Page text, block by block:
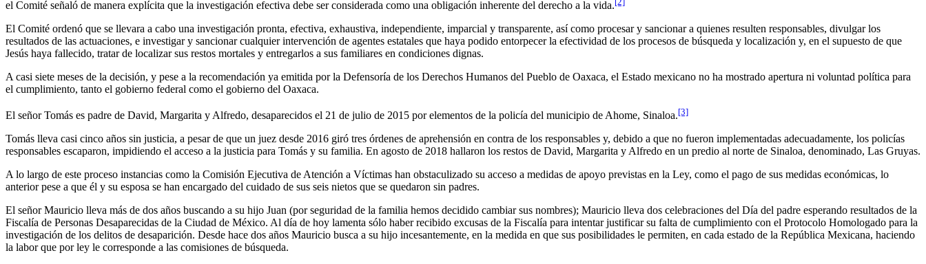
el Comité señaló de manera explícita que la investigación efectiva debe ser considerada como una obligación inherente del derecho a la vida.
El Comité ordenó que se llevara a cabo una investigación pronta, efectiva, exhaustiva, independiente, imparcial y transparente, así como procesar y sancionar a quienes resulten responsables, divulgar los
resultados de las actuaciones, e investigar y sancionar cualquier intervención de agentes estatales que haya podido entorpecer la efectividad de los procesos de búsqueda y localización y, en el supuesto de que
Jesús haya fallecido, tratar de localizar sus restos mortales y entregarlos a sus familiares en condiciones dignas.
A casi siete meses de la decisión, y pese a la recomendación ya emitida por la Defensoría de los Derechos Humanos del Pueblo de Oaxaca, el Estado mexicano no ha mostrado apertura ni voluntad política para
el cumplimiento, tanto el gobierno federal como el gobierno del Oaxaca.
El señor Tomás es padre de David, Margarita y Alfredo, desaparecidos el 21 de julio de 2015 por elementos de la policía del municipio de Ahome, Sinaloa.[3]
Tomás lleva casi cinco años sin justicia, a pesar de que un juez desde 2016 giró tres órdenes de aprehensión en contra de los responsables y, debido a que no fueron implementadas adecuadamente, los policías
responsables escaparon, impidiendo el acceso a la justicia para Tomás y su familia. En agosto de 2018 hallaron los restos de David, Margarita y Alfredo en un predio al norte de Sinaloa, denominado, Las Gruyas.
A lo largo de este proceso instancias como la Comisión Ejecutiva de Atención a Víctimas han obstaculizado su acceso a medidas de apoyo previstas en la Ley, como el pago de sus medidas económicas, lo
anterior pese a que él y su esposa se han encargado del cuidado de sus seis nietos que se quedaron sin padres.
El señor Mauricio lleva más de dos años buscando a su hijo Juan (por seguridad de la familia hemos decidido cambiar sus nombres); Mauricio lleva dos celebraciones del Día del padre esperando resultados de la
Fiscalía de Personas Desaparecidas de la Ciudad de México. Al día de hoy lamenta sólo haber recibido excusas de la Fiscalía para intentar justificar su falta de cumplimiento con el Protocolo Homologado para la
investigación de los delitos de desaparición. Desde hace dos años Mauricio busca a su hijo incesantemente, en la medida en que sus posibilidades le permiten, en cada estado de la República Mexicana, haciendo
la labor que por ley le corresponde a las comisiones de búsqueda.